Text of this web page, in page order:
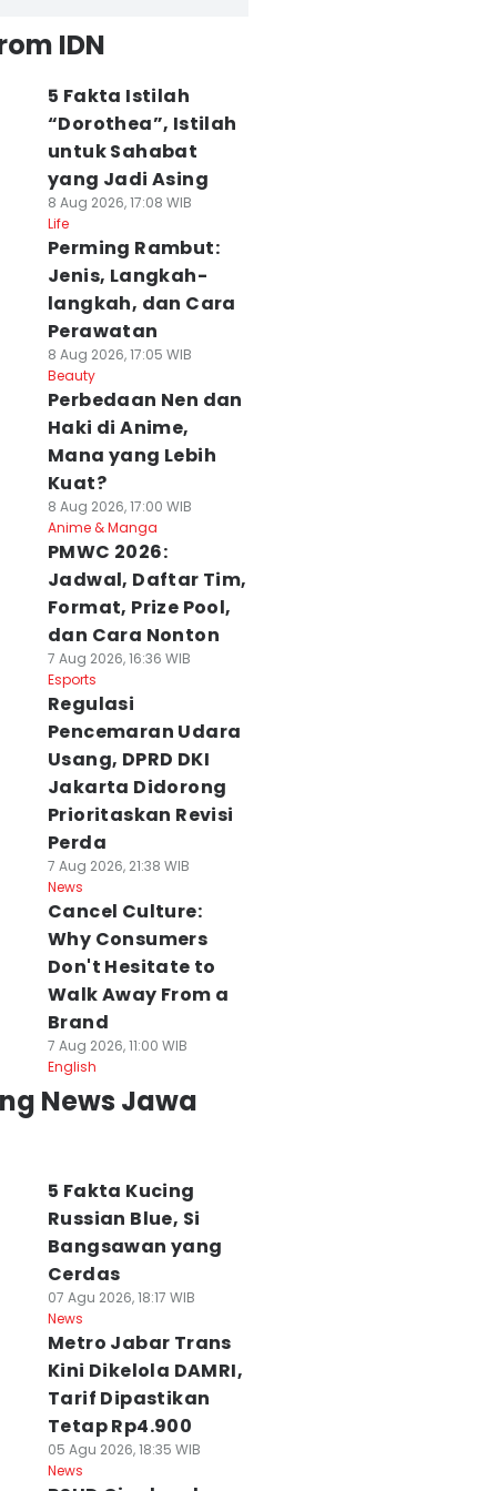
IDN
5 Fakta Istilah
“Dorothea”, Istilah
untuk Sahabat
yang Jadi Asing
8 Aug 2026, 17:08 WIB
Life
Perming Rambut:
Jenis, Langkah-
langkah, dan Cara
Perawatan
8 Aug 2026, 17:05 WIB
Beauty
Perbedaan Nen dan
Haki di Anime,
Mana yang Lebih
Kuat?
8 Aug 2026, 17:00 WIB
Anime & Manga
PMWC 2026:
Jadwal, Daftar Tim,
Format, Prize Pool,
dan Cara Nonton
7 Aug 2026, 16:36 WIB
Esports
Regulasi
Pencemaran Udara
Usang, DPRD DKI
Jakarta Didorong
Prioritaskan Revisi
Perda
7 Aug 2026, 21:38 WIB
News
Cancel Culture:
Why Consumers
Don't Hesitate to
Walk Away From a
Brand
7 Aug 2026, 11:00 WIB
English
News Jawa
5 Fakta Kucing
Russian Blue, Si
Bangsawan yang
Cerdas
07 Agu 2026, 18:17 WIB
News
Metro Jabar Trans
Kini Dikelola DAMRI,
Tarif Dipastikan
Tetap Rp4.900
05 Agu 2026, 18:35 WIB
News